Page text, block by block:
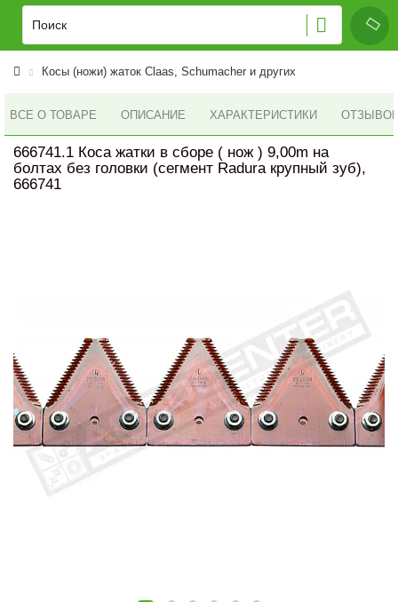
Косы (ножи) жаток Claas, Schumacher и других
ВСЕ О ТОВАРЕ ОПИСАНИЕ ХАРАКТЕРИСТИКИ ОТЗЫВОВ
666741.1 Коса жатки в сборе ( нож ) 9,00m на
болтах без головки (сегмент Radura крупный зуб),
666741